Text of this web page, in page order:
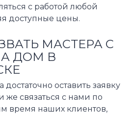
с работой любой
доступные цены.
МАСТЕРА С
ДОМ В
оставить заявку
же связаться с нами по
время наших клиентов,